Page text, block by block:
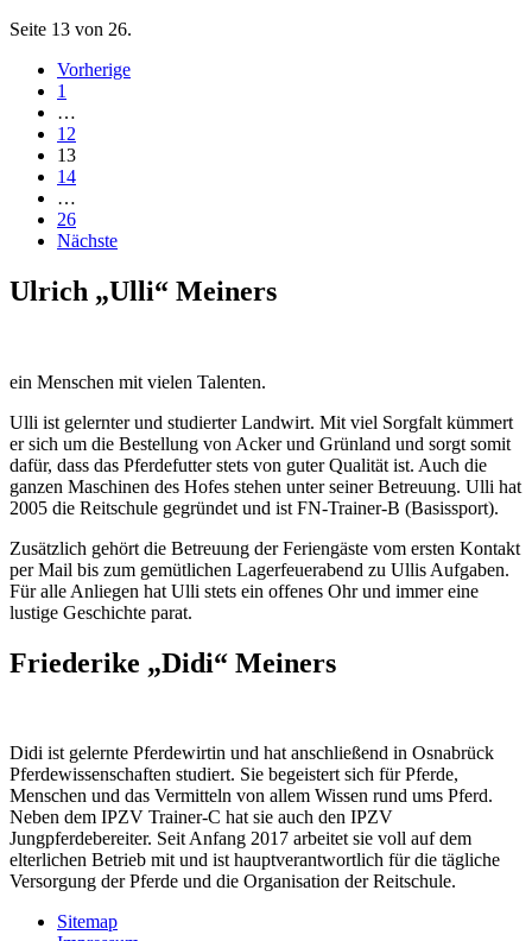
Seite 13 von 26.
Vorherige
1
…
12
13
14
…
26
Nächste
Ulrich „Ulli“ Meiners
ein Menschen mit vielen Talenten.
Ulli ist gelernter und studierter Landwirt. Mit viel Sorgfalt kümmert
er sich um die Bestellung von Acker und Grünland und sorgt somit
dafür, dass das Pferdefutter stets von guter Qualität ist. Auch die
ganzen Maschinen des Hofes stehen unter seiner Betreuung. Ulli hat
2005 die Reitschule gegründet und ist FN-Trainer-B (Basissport).
Zusätzlich gehört die Betreuung der Feriengäste vom ersten Kontakt
per Mail bis zum gemütlichen Lagerfeuerabend zu Ullis Aufgaben.
Für alle Anliegen hat Ulli stets ein offenes Ohr und immer eine
lustige Geschichte parat.
Friederike „Didi“ Meiners
Didi ist gelernte Pferdewirtin und hat anschließend in Osnabrück
Pferdewissenschaften studiert. Sie begeistert sich für Pferde,
Menschen und das Vermitteln von allem Wissen rund ums Pferd.
Neben dem IPZV Trainer-C hat sie auch den IPZV
Jungpferdebereiter. Seit Anfang 2017 arbeitet sie voll auf dem
elterlichen Betrieb mit und ist hauptverantwortlich für die tägliche
Versorgung der Pferde und die Organisation der Reitschule.
Sitemap